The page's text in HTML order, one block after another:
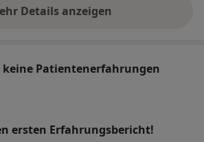
Details anzeigen
über die Adresse
keine Patientenerfahrungen
ersten Erfahrungsbericht!